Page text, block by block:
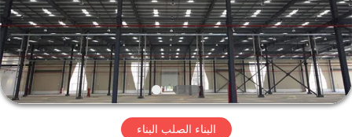
فيديوهات
عرض
الواقع
البناء الصلب البناء